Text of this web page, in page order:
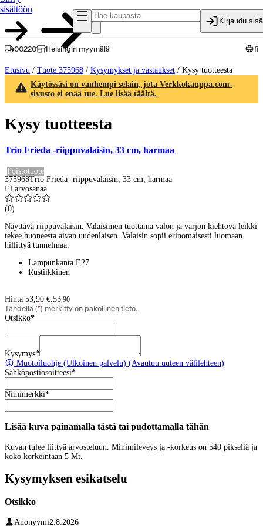
sisältöön
Kirjaudu
00220 Helsingin myymälä fi
Etusivu / Tuote 375968 / Kysymykset ja vastaukset / Kysy tuotteesta
Käytössäsi on vanhempi selain, jota Verkkokauppa.com-
sivusto ei enää tue. Lue lisää täältä.
Kysy tuotteesta
Trio Frieda -riippuvalaisin, 33 cm, harmaa
Poistotuote
375968Trio Frieda -riippuvalaisin, 33 cm, harmaa
Ei arvosanaa
(0)
Näyttävä riippuvalaisin. Valaisimen tuottama valon ja varjon kiehtova leikki
tekee huoneesta aivan uudenlaisen. Valaisin sopii erinomaisesti luomaan
hillittyä tunnelmaa.
Lampunkanta E27
Rustiikkinen
Hinta 53,90 €. 53,90
Tähdellä (*) merkitty on pakollinen tieto.
Otsikko*
Kysymys*
Muotoiluohje (Ulkoinen palvelu) (Avautuu uuteen välilehteen)
Sähköpostiosoitteesi*
Nimimerkki*
Lisää kuva painamalla tästä tai pudottamalla tähän
Kuvan tulee liittyä arvosteluun. Minimileveys ja -korkeus on 540 pikseliä ja
koko korkeintaan 5 Mt.
Kysymyksen esikatselu
Otsikko
Anonyymi2.8.2026